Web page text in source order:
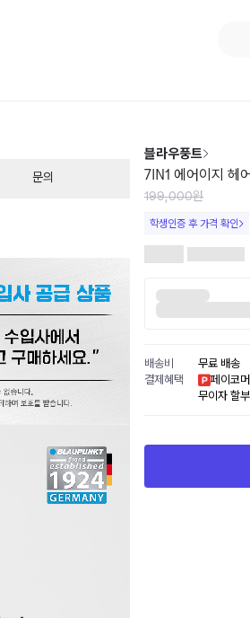
문의
블라우풍트
7IN1 에어이지 헤
199,000원
학생인증 후 가격 확인
배송비
무료 배송
결제혜택
페이코
무이자 할